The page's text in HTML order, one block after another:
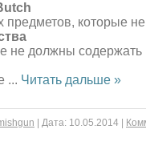
которые
не должны содержать
... Читать дальше »
Дата: 10.05.2014